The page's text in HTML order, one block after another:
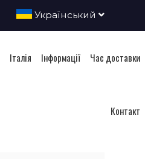
Український
Італія Інформації Час доставки
Контакт